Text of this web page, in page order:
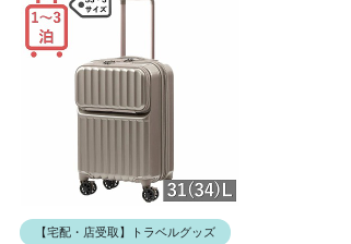
【宅配・店受取】トラベルグッズ